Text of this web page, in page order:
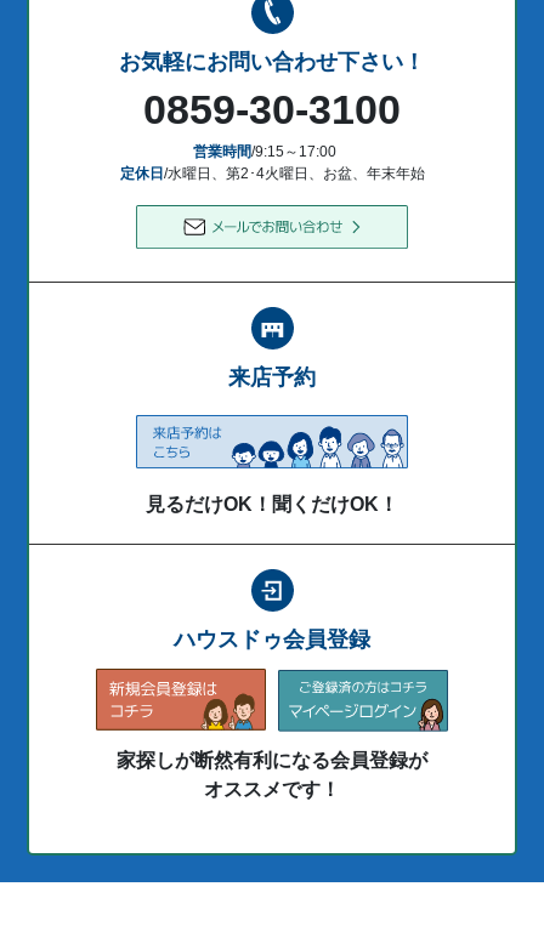
お気軽にお問い合わせ下さい！
0859-30-3100
営業時間/9:15～17:00
定休日 /水曜日、第2･4火曜日、お盆、年末年始
来店予約
見るだけOK！聞くだけOK！
ハウスドゥ会員登録
家探しが断然有利になる会員登録が
オススメです！